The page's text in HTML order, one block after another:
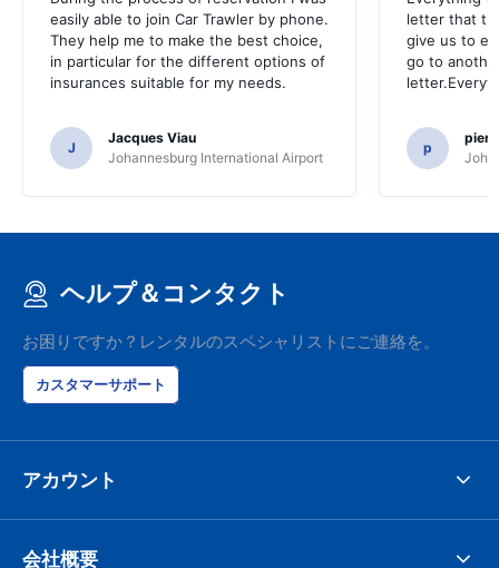
easily able to join Car Trawler by phone.
They help me to make the best choice,
in particular for the different options of
insurances suitable for my needs.
J
Jacques Viau
Johannesburg International Airport
letter that
give us to
go to
p
ヘルプ＆コンタクト
お困りですか？レンタルのスペシャリストにご連絡を。
カスタマーサポート
アカウント
会社概要